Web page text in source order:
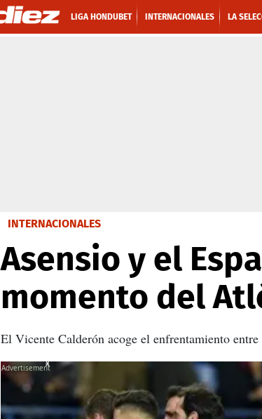
LIGA HONDUBET INTERNACIONALES LA
INTERNACIONALES
Asensio y el
momento del
El Vicente Calderón acoge el enfrentamiento
X